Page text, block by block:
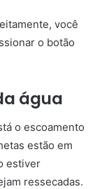
você
o botão
água
o escoamento
estão em
estiver
ressecadas.